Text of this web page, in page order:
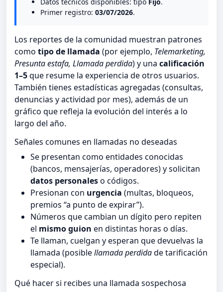
Primer registro: 03/07/2026.
Los reportes de la comunidad muestran patrones
como tipo de llamada (por ejemplo, Telemarketing,
Presunta estafa, Llamada perdida) y una calificación
1–5que resume la experiencia de otros usuarios.
También tienes estadísticas agregadas (consultas,
denuncias y actividad por mes), además de un
gráfico que refleja la evolución del interés a lo
largo del año.
Señales comunes en llamadas no deseadas
Se presentan como entidades conocidas
(bancos, mensajerías, operadores) y solicitan
datos personaleso códigos.
Presionan con urgencia (multas, bloqueos,
premios “a punto de expirar”).
Números que cambian un dígito pero repiten
el mismo guion en distintas horas o días.
Te llaman, cuelgan y esperan que devuelvas la
llamada (posiblellamada perdidade tarificación
especial).
Qué hacer si recibes una llamada sospechosa